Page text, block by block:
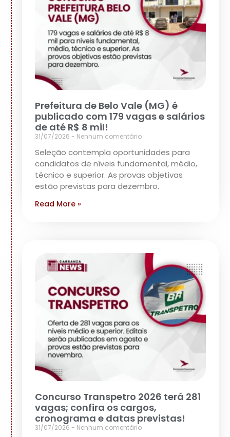
Prefeitura de Belo Vale (MG) é
publicado com 179 vagas e salários
de até R$ 8 mil!
31/07/2026 Nenhum comentário
Seleção contempla oportunidades para
candidatos de níveis fundamental, médio,
técnico e superior. As provas objetivas
estão previstas para dezembro.
Read More »
Concurso Transpetro 2026 terá 281
vagas; confira os cargos,
cronograma e datas previstas!
31/07/2026 Nenhum comentário